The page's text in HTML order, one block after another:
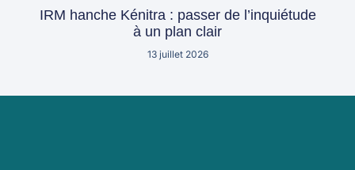
IRM hanche Kénitra : passer de l’inquiétude
à un plan clair
13 juillet 2026